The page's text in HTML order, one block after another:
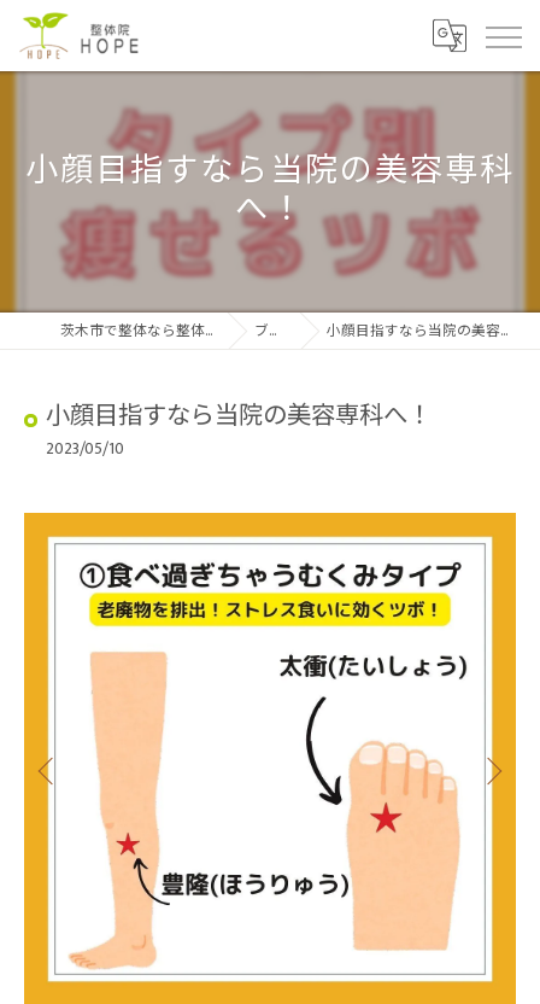
小顔目指すなら当院の美容専科
へ！
茨木市で整体なら整体院HOPE ブログ 小顔目指すなら当院の美容専科へ！
小顔目指すなら当院の美容専科へ！
2023/05/10